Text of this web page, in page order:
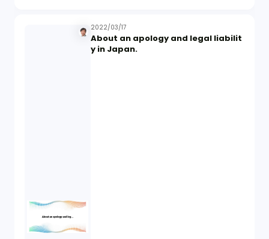
2022/03/17
About an apology and legal liabilit
y in Japan.